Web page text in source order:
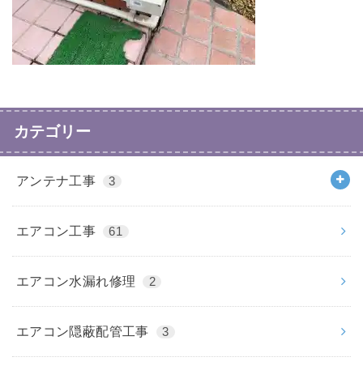
カテゴリー
アンテナ工事 3
エアコン工事 61
エアコン水漏れ修理 2
エアコン隠蔽配管工事 3